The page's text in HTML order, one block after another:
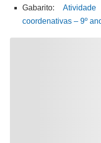
Gabarito:
coordenativas – 9º